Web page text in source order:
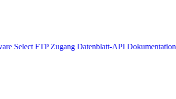
Select FTP Zugang Datenblatt-API Dokumentation